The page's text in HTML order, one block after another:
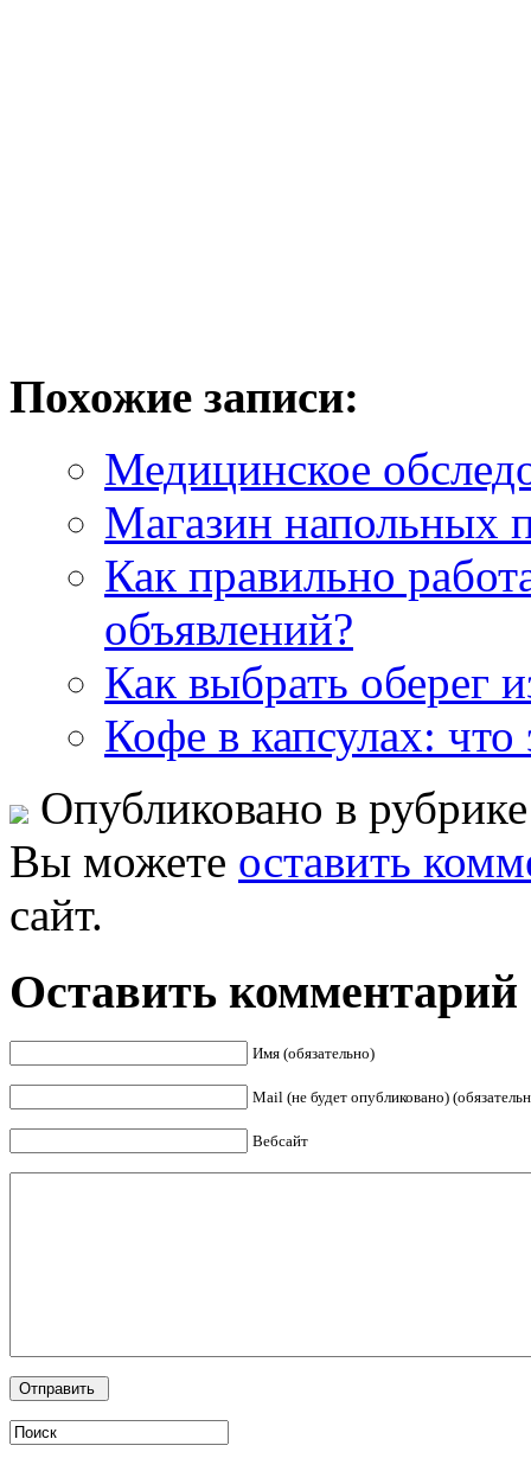
Похожие записи:
Медицинское
Магазин напольных
Как правильно
объявлений?
Как выбрать оберег
Кофе в капсулах:
Опубликовано в
Вы можете оставить
сайт.
Оставить комментарий
Имя (обязательно)
Mail (не будет опубликовано)
Вебсайт